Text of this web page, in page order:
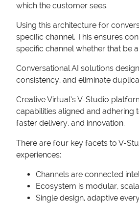
which the customer sees.
Using this architecture for
specific channel. This ensures
specific channel whether that be
Conversational AI solutions
consistency, and eliminate
Creative Virtual’s V-Studio
capabilities aligned and adhering
faster delivery, and innovation.
There are four key facets to V-
experiences:
Channels are connected
Ecosystem is modular,
Single design, adaptive